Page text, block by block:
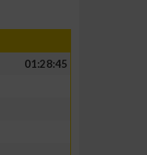
01:28:45